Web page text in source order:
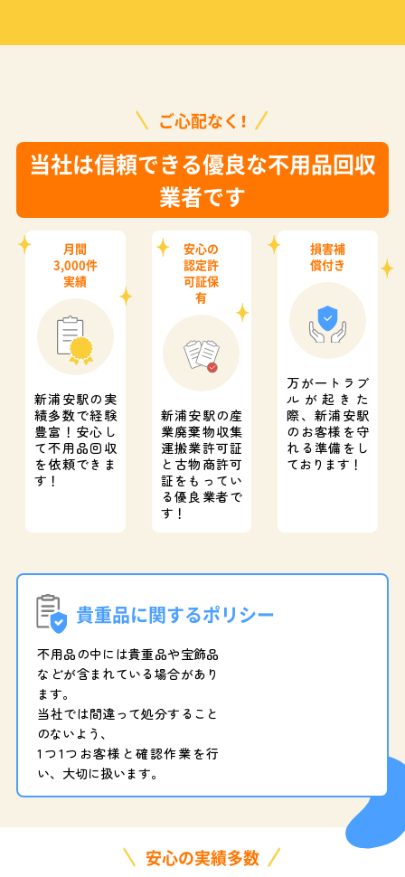
ご心配なく！
当社は信頼できる優良な不用品回収
業者です
月間
3,000件
実績
新浦安駅の実
績多数で経験
豊富！ 安心し
て不用品回収
を依頼できま
す！
安心の
認定許
可証保
有
新浦安駅の産
業廃棄物収集
運搬業許可証
と 古物商許可
証をもってい
る優良業者で
す！
損害補
償付き
万が一トラブ
ルが起きた
際、新浦安駅
のお客様を守
れる準備をし
ております！
貴重品に関するポリシー
不用品の中には貴重品や宝飾品
などが含まれている場合があり
ます。
当社では間違って処分すること
のないよう、
1つ1つお客様と確認作業を行
い、大切に扱います。
安心の実績多数